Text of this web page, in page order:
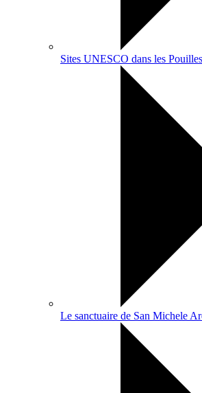
Sites UNESCO dans les Pouilles
Le sanctuaire de San Michele